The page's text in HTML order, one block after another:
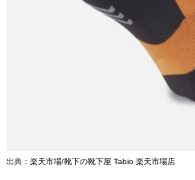
出典： 楽天市場/靴下の靴下屋 Tabio 楽天市場店